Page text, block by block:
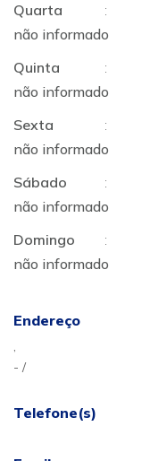
Quarta
:
não informado
Quinta
:
não informado
Sexta
:
não informado
Sábado
:
não informado
Domingo
:
não informado
Endereço
,
- /
Telefone(s)